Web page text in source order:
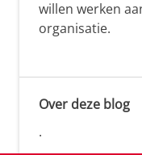
willen werken
organisatie.
Over deze blog
.